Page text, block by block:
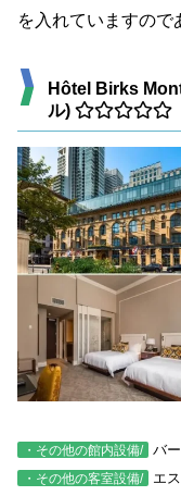
を入れていますので
Hôtel Birks
ル)
・その他の館内設備/ バ
・その他の客室設備/ エ